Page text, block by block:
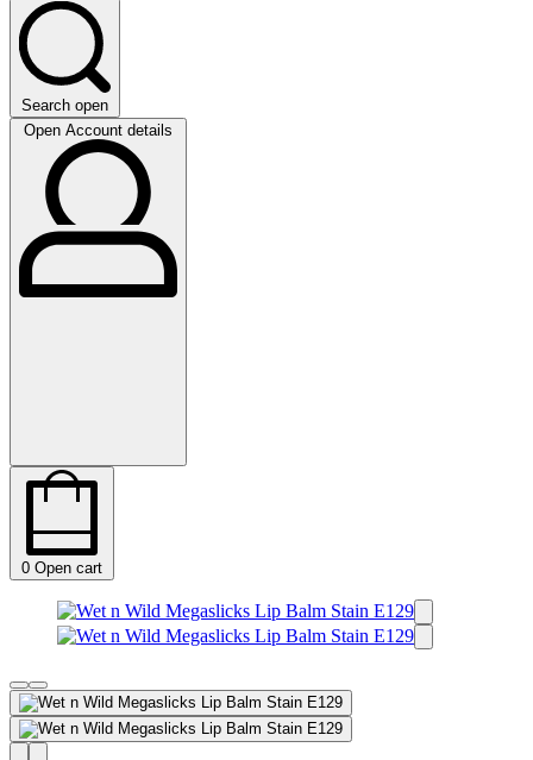
Search open
Open Account details
0 Open cart